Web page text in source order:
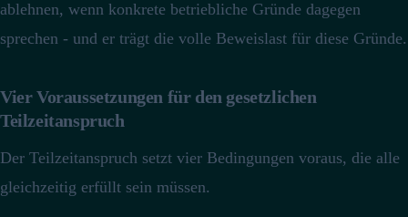
ablehnen, wenn konkrete betriebliche Gründe dagegen
sprechen - und er trägt die volle Beweislast für diese Gründe.
Vier Voraussetzungen für den gesetzlichen
Teilzeitanspruch
Der Teilzeitanspruch setzt vier Bedingungen voraus, die alle
gleichzeitig erfüllt sein müssen.